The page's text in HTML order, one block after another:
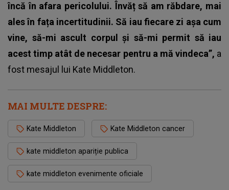
încă în afara pericolului. Învăț să am răbdare, mai
ales în fața incertitudinii. Să iau fiecare zi așa cum
vine, să-mi ascult corpul și să-mi permit să iau
acest timp atât de necesar pentru a mă vindeca”, a
fost mesajul lui Kate Middleton.
MAI MULTE DESPRE:
Kate Middleton Kate Middleton cancer
kate middleton apariție publica
kate middleton evenimente oficiale